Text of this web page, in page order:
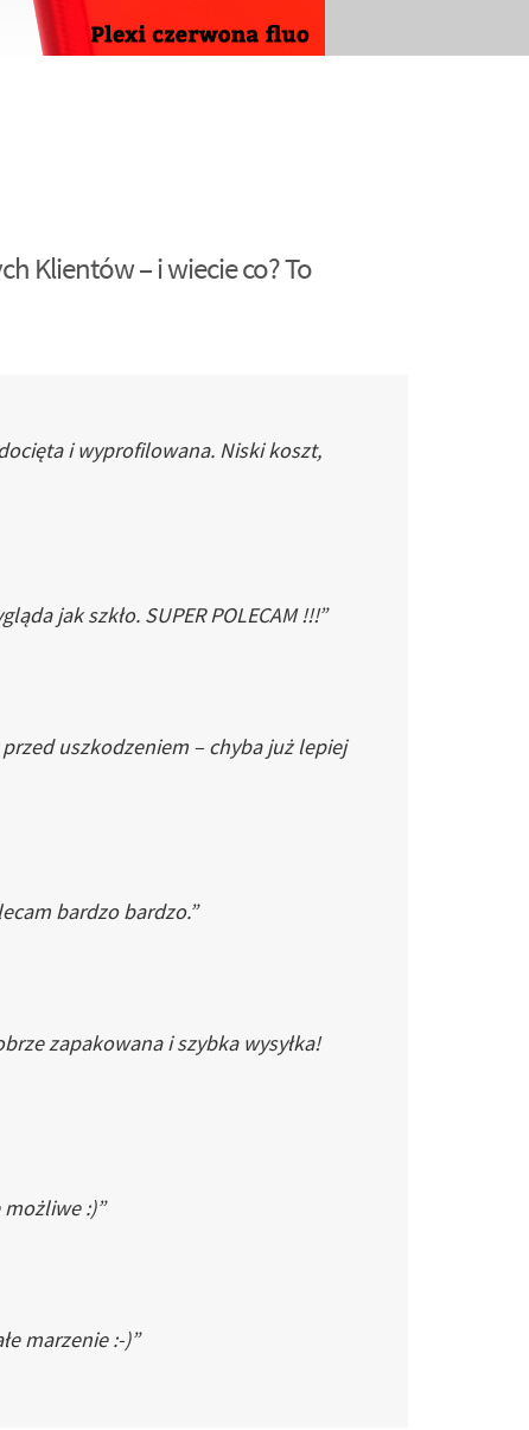
Klientów – i wiecie co? To
i wyprofilowana. Niski koszt,
jak szkło. SUPER POLECAM !!!”
uszkodzeniem – chyba już lepiej
bardzo bardzo.”
zapakowana i szybka wysyłka!
:)”
marzenie :-)”